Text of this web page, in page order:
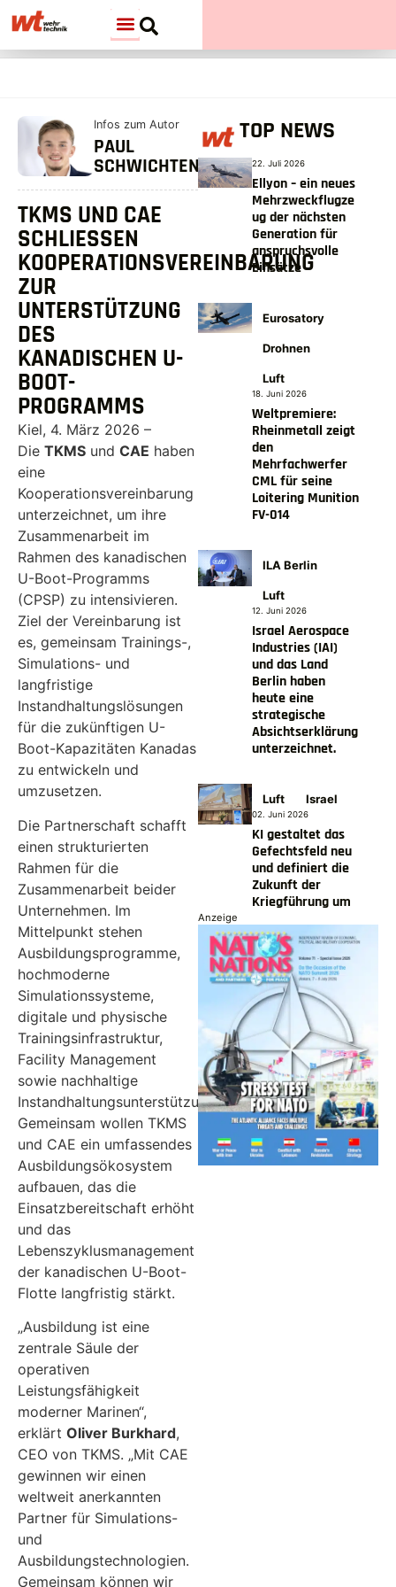
Infos zum Autor
PAUL
SCHWICHTENBERG
TKMS UND CAE
SCHLIESSEN K
OOPERATIONSVEREINBARUNG Z
UR U
NTERSTÜTZUNG D
ES K
ANADISCHEN U-B
OOT-P
ROGRAMMS
Kiel, 4. März 2026 –
Die TKMS und CAE haben
eine
Kooperationsvereinbarung
unterzeichnet, um ihre
Zusammenarbeit im
Rahmen des kanadischen
U-Boot-Programms
(CPSP) zu intensivieren.
Ziel der Vereinbarung ist
es, gemeinsam Trainings-,
Simulations- und
langfristige
Instandhaltungslösungen
für die zukünftigen U-
Boot-Kapazitäten Kanadas
zu entwickeln und
umzusetzen.
Die Partnerschaft schafft
einen strukturierten
Rahmen für die
Zusammenarbeit beider
Unternehmen. Im
Mittelpunkt stehen
Ausbildungsprogramme,
hochmoderne
Simulationssysteme,
digitale und physische
Trainingsinfrastruktur,
Facility Management
sowie nachhaltige
Instandhaltungsunterstützung.
Gemeinsam wollen TKMS
und CAE ein umfassendes
Ausbildungsökosystem
aufbauen, das die
Einsatzbereitschaft erhöht
und das
Lebenszyklusmanagement
der kanadischen U-Boot-
Flotte langfristig stärkt.
„Ausbildung ist eine
zentrale Säule der
operativen
Leistungsfähigkeit
moderner Marinen“,
erklärt Oliver Burkhard,
CEO von TKMS. „Mit CAE
gewinnen wir einen
weltweit anerkannten
Partner für Simulations-
und
Ausbildungstechnologien.
Gemeinsam können wir
TOP NEWS
22. Juli 2026
Ellyon – ein neues
Mehrzweckflugze
ug der nächsten
Generation für
anspruchsvolle
Einsätze
Eurosatory
Drohnen
Luft
18. Juni 2026
Weltpremiere:
Rheinmetall zeigt
den
Mehrfachwerfer
CML für seine
Loitering Munition
FV-014
ILA Berlin
Luft
12. Juni 2026
Israel Aerospace
Industries (IAI)
und das Land
Berlin haben
heute eine
strategische
Absichtserklärung
unterzeichnet.
Luft Israel
02. Juni 2026
KI gestaltet das
Gefechtsfeld neu
und definiert die
Zukunft der
Kriegführung um
Anzeige